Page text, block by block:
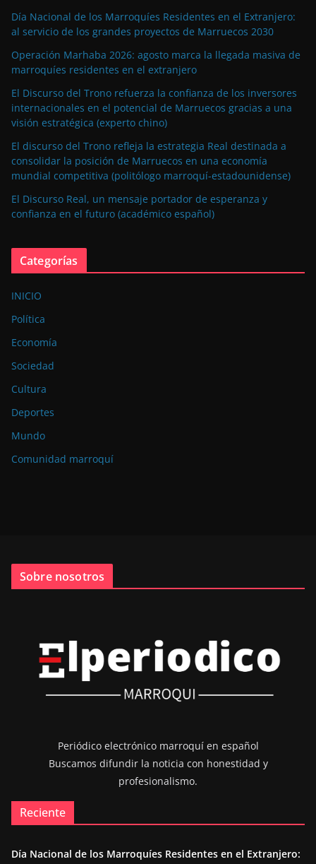
Día Nacional de los Marroquíes Residentes en el Extranjero:
al servicio de los grandes proyectos de Marruecos 2030
Operación Marhaba 2026: agosto marca la llegada masiva de
marroquíes residentes en el extranjero
El Discurso del Trono refuerza la confianza de los inversores
internacionales en el potencial de Marruecos gracias a una
visión estratégica (experto chino)
El discurso del Trono refleja la estrategia Real destinada a
consolidar la posición de Marruecos en una economía
mundial competitiva (politólogo marroquí-estadounidense)
El Discurso Real, un mensaje portador de esperanza y
confianza en el futuro (académico español)
Categorías
INICIO
Política
Economía
Sociedad
Cultura
Deportes
Mundo
Comunidad marroquí
Sobre nosotros
Periódico electrónico marroquí en español
Buscamos difundir la noticia con honestidad y
profesionalismo.
Reciente
Día Nacional de los Marroquíes Residentes en el Extranjero: